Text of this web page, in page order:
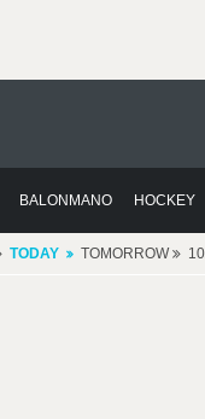
BALONMANO HOCKEY
TODAY TOMORROW